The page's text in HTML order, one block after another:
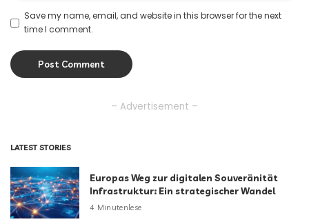
Save my name, email, and website in this browser for the next
time I comment.
– Advertisement –
LATEST STORIES
Europas Weg zur digitalen Souveränität
Infrastruktur: Ein strategischer Wandel
4 Minutenlese